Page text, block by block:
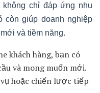
chuyên nghiệp, nhanh
bạn tạo ra một
khách hàng.
những trải nghiệm tốt
chăm sóc tốt.